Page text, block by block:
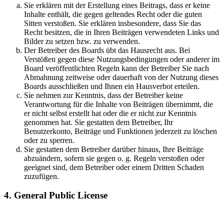
Sie erklären mit der Erstellung eines Beitrags, dass er keine
Inhalte enthält, die gegen geltendes Recht oder die guten
Sitten verstoßen. Sie erklären insbesondere, dass Sie das
Recht besitzen, die in Ihren Beiträgen verwendeten Links und
Bilder zu setzen bzw. zu verwenden.
Der Betreiber des Boards übt das Hausrecht aus. Bei
Verstößen gegen diese Nutzungsbedingungen oder anderer im
Board veröffentlichten Regeln kann der Betreiber Sie nach
Abmahnung zeitweise oder dauerhaft von der Nutzung dieses
Boards ausschließen und Ihnen ein Hausverbot erteilen.
Sie nehmen zur Kenntnis, dass der Betreiber keine
Verantwortung für die Inhalte von Beiträgen übernimmt, die
er nicht selbst erstellt hat oder die er nicht zur Kenntnis
genommen hat. Sie gestatten dem Betreiber, Ihr
Benutzerkonto, Beiträge und Funktionen jederzeit zu löschen
oder zu sperren.
Sie gestatten dem Betreiber darüber hinaus, Ihre Beiträge
abzuändern, sofern sie gegen o. g. Regeln verstoßen oder
geeignet sind, dem Betreiber oder einem Dritten Schaden
zuzufügen.
4. General Public License